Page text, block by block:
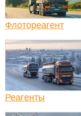
Флотореагент
Реагенты